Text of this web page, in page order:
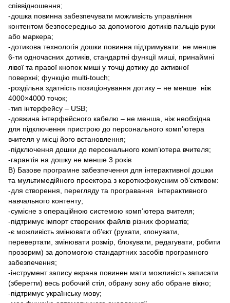
співвідношення;
-дошка повинна забезпечувати можливість управління
контентом безпосередньо за допомогою дотиків пальців руки
або маркера;
-дотикова технологія дошки повинна підтримувати: не менше
6-ти одночасних дотиків, стандартні функції миші, принаймні
лівої та правої кнопок миші у точці дотику до активної
поверхні; функцію multi-touch;
-роздільна здатність позиціонування дотику – не менше ніж
4000×4000 точок;
-тип інтерфейсу – USB;
-довжина інтерфейсного кабелю – не менша, ніж необхідна
для підключення пристрою до персонального комп’ютера
вчителя у місці його встановлення;
-підключення дошки до персонального комп’ютера вчителя;
-гарантія на дошку не менше 3 років
В) Базове програмне забезпечення для інтерактивної дошки
та мультимедійного проектора з короткофокусним об’єктивом:
-для створення, перегляду та програвання інтерактивного
навчального контенту;
-сумісне з операційною системою комп’ютера вчителя;
-підтримує імпорт створених файлів різних форматів;
-є можливість змінювати об’єкт (рухати, клонувати,
перевертати, змінювати розмір, блокувати, редагувати, робити
прозорим) за допомогою стандартних засобів програмного
забезпечення;
-інструмент запису екрана повинен мати можливість записати
(зберегти) весь робочий стіл, обрану зону або обране вікно;
-підтримує українську мову;